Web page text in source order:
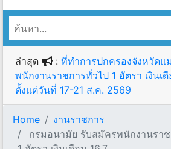
ล่าสุด : ที่ทำการปกครองจังหวัด
พนักงานราชการทั่วไป 1 อัตรา เงินเ
ตั้งแต่วันที่ 17-21 ส.ค. 2569
Home
งานราชการ
กรมอนามัย รับสมัครพนักงานรา